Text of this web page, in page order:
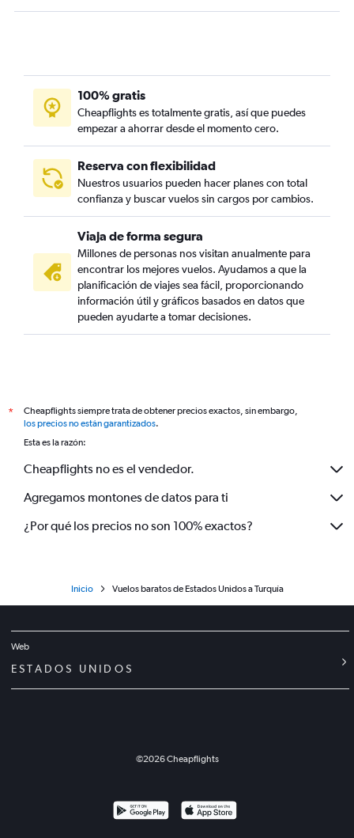
100% gratis
Cheapflights es totalmente gratis, así que puedes
empezar a ahorrar desde el momento cero.
Reserva con flexibilidad
Nuestros usuarios pueden hacer planes con total
confianza y buscar vuelos sin cargos por cambios.
Viaja de forma segura
Millones de personas nos visitan anualmente para
encontrar los mejores vuelos. Ayudamos a que la
planificación de viajes sea fácil, proporcionando
información útil y gráficos basados en datos que
pueden ayudarte a tomar decisiones.
*
Cheapflights siempre trata de obtener precios exactos, sin embargo,
los precios no están garantizados.
Esta es la razón:
Cheapflights no es el vendedor.
Agregamos montones de datos para ti
¿Por qué los precios no son 100% exactos?
Inicio Vuelos baratos de Estados Unidos a Turquía
Web
ESTADOS UNIDOS
©2026Cheapflights